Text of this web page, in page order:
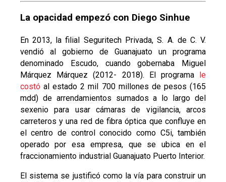
La opacidad empezó con Diego Sinhue
En 2013, la filial Seguritech Privada, S. A. de C. V.
vendió al gobierno de Guanajuato un programa
denominado Escudo, cuando gobernaba Miguel
Márquez Márquez (2012- 2018). El programa
le
costóal estado 2 mil 700 millones de pesos (165
mdd) de arrendamientos sumados a lo largo del
sexenio para usar cámaras de vigilancia, arcos
carreteros y una red de fibra óptica que confluye en
el centro de control conocido como C5i, también
operado por esa empresa, que se ubica en el
fraccionamiento industrial Guanajuato Puerto Interior.
El sistema se justificó como la vía para construir un